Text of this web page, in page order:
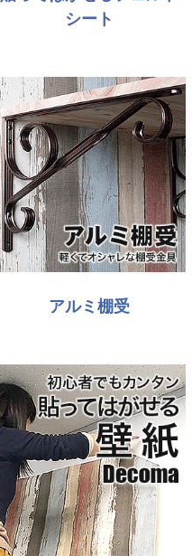
シート
アルミ棚受